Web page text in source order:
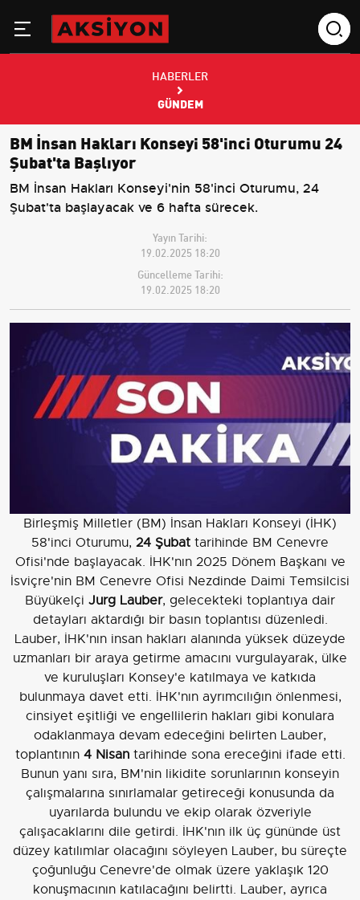
HABERLER
GÜNDEM
BM İnsan Hakları Konseyi 58'inci Oturumu 24
Şubat'ta Başlıyor
BM İnsan Hakları Konseyi'nin 58'inci Oturumu, 24
Şubat'ta başlayacak ve 6 hafta sürecek.
Yayın Tarihi:
19.02.2025 18:20
Güncelleme Tarihi:
19.02.2025 18:20
Birleşmiş Milletler (BM) İnsan Hakları Konseyi (İHK)
58'inci Oturumu, 24 Şubat tarihinde BM Cenevre
Ofisi'nde başlayacak. İHK'nın 2025 Dönem Başkanı ve
İsviçre'nin BM Cenevre Ofisi Nezdinde Daimi Temsilcisi
Büyükelçi Jurg Lauber, gelecekteki toplantıya dair
detayları aktardığı bir basın toplantısı düzenledi.
Lauber, İHK'nın insan hakları alanında yüksek düzeyde
uzmanları bir araya getirme amacını vurgulayarak, ülke
ve kuruluşları Konsey'e katılmaya ve katkıda
bulunmaya davet etti. İHK'nın ayrımcılığın önlenmesi,
cinsiyet eşitliği ve engellilerin hakları gibi konulara
odaklanmaya devam edeceğini belirten Lauber,
toplantının 4 Nisantarihinde sona ereceğini ifade etti.
Bunun yanı sıra, BM'nin likidite sorunlarının konseyin
çalışmalarına sınırlamalar getireceği konusunda da
uyarılarda bulundu ve ekip olarak özveriyle
çalışacaklarını dile getirdi. İHK'nın ilk üç gününde üst
düzey katılımlar olacağını söyleyen Lauber, bu süreçte
çoğunluğu Cenevre'de olmak üzere yaklaşık 120
konuşmacının katılacağını belirtti. Lauber, ayrıca